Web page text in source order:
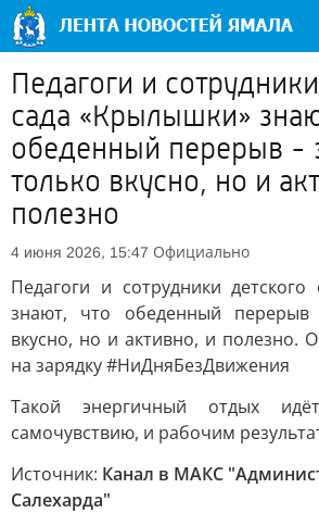
Педагоги и
сада «Крылышки»
обеденный перерыв -
только вкусно, но и
полезно
4 июня 2026, 15:47 Официально
Педагоги и сотрудники
знают, что обеденный
вкусно, но и активно, и полезно.
на зарядку #НиДняБезДвижения
Такой энергичный отдых
самочувствию, и рабочим
Источник: Канал в МАКС
Салехарда"